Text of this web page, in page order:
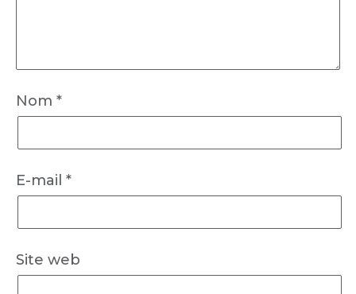
Nom *
E-mail *
Site web